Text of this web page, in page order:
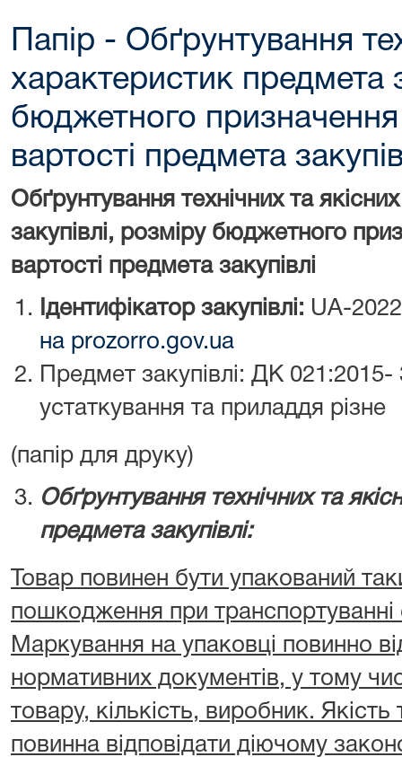
Папір - Обґрунтування
характеристик предмета
бюджетного призначення
вартості предмета
Обґрунтування технічних та
закупівлі, розміру бюджетного
вартості предмета закупівлі
Ідентифікатор закупівлі: UA-
на prozorro.gov.ua
Предмет закупівлі: ДК
устаткування та приладдя різне
(папір для друку)
Обґрунтування технічних та
предмета закупівлі:
Товар повинен бути упакований
пошкодження при
Маркування на упаковці повинно
нормативних документів, у тому
товару, кількість, виробник.
повинна відповідати діючому